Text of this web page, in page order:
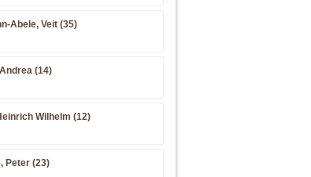
Abele, Veit (35)
(14)
Wilhelm (12)
Peter (23)